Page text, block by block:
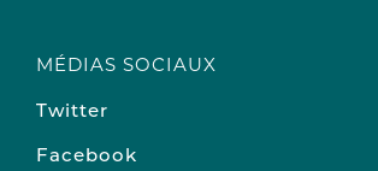
MÉDIAS SOCIAUX
Twitter
Facebook